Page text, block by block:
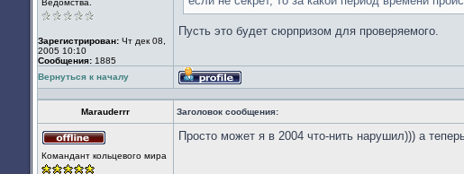
Ведомства.
Зарегистрирован: Чт дек 08,
2005 10:10
Сообщения: 1885
Пусть это будет сюрпризом для проверяемого.
Вернуться к началу
Профиль
Marauderrr
Заголовок сообщения:
в
Командант кольцевого мира
Просто может я в 2004 что-нить нарушил))) а